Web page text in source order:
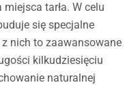
tarła. W celu
się specjalne
z nich to zaawansowane
kilkudziesięciu
naturalnej